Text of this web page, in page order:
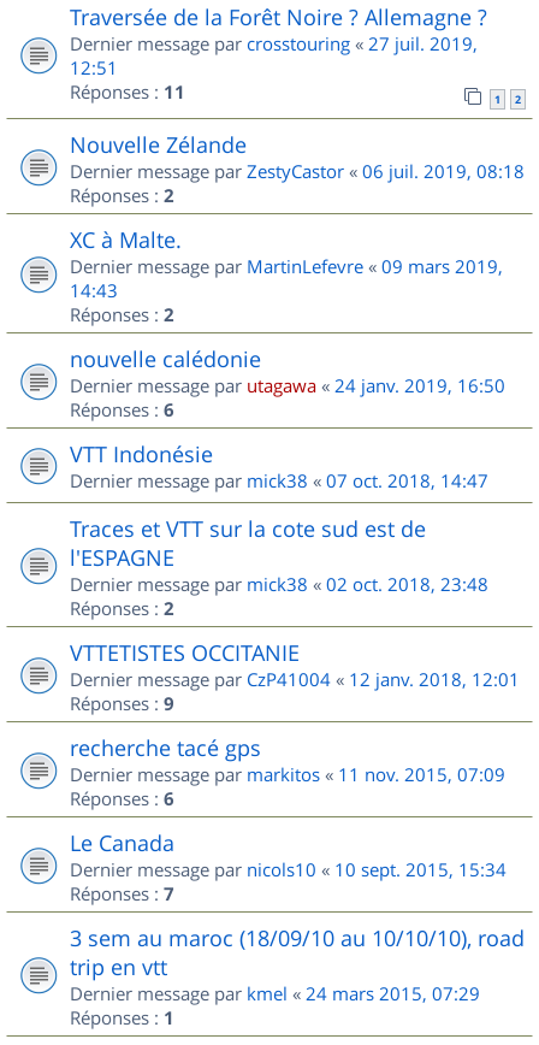
Traversée de la Forêt Noire ? Allemagne ?
Dernier message par crosstouring « 27 juil. 2019,
12:51
Réponses : 11 1 2
Nouvelle Zélande
Dernier message par ZestyCastor « 06 juil. 2019, 08:18
Réponses : 2
XC à Malte.
Dernier message par MartinLefevre « 09 mars 2019,
14:43
Réponses : 2
nouvelle calédonie
Dernier message par utagawa « 24 janv. 2019, 16:50
Réponses : 6
VTT Indonésie
Dernier message par mick38 « 07 oct. 2018, 14:47
Traces et VTT sur la cote sud est de
l'ESPAGNE
Dernier message par mick38 « 02 oct. 2018, 23:48
Réponses : 2
VTTETISTES OCCITANIE
Dernier message par CzP41004 « 12 janv. 2018, 12:01
Réponses : 9
recherche tacé gps
Dernier message par markitos « 11 nov. 2015, 07:09
Réponses : 6
Le Canada
Dernier message par nicols10 « 10 sept. 2015, 15:34
Réponses : 7
3 sem au maroc (18/09/10 au 10/10/10), road
trip en vtt
Dernier message par kmel « 24 mars 2015, 07:29
Réponses : 1